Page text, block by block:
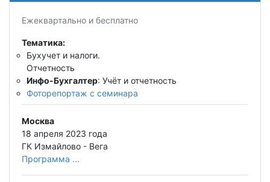
Ежеквартально и бесплатно
Тематика:
Бухучет и налоги.
Отчетность
Инфо-Бухгалтер: Учёт и отчетность
Фоторепортаж с семинара
Москва
18 апреля 2023 года
ГК Измайлово - Вега
Программа ...